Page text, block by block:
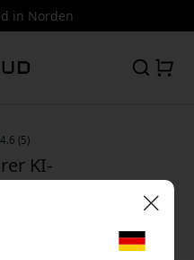
in Norden
4.6 (5)
KI-
64 GB
Aufnahme -